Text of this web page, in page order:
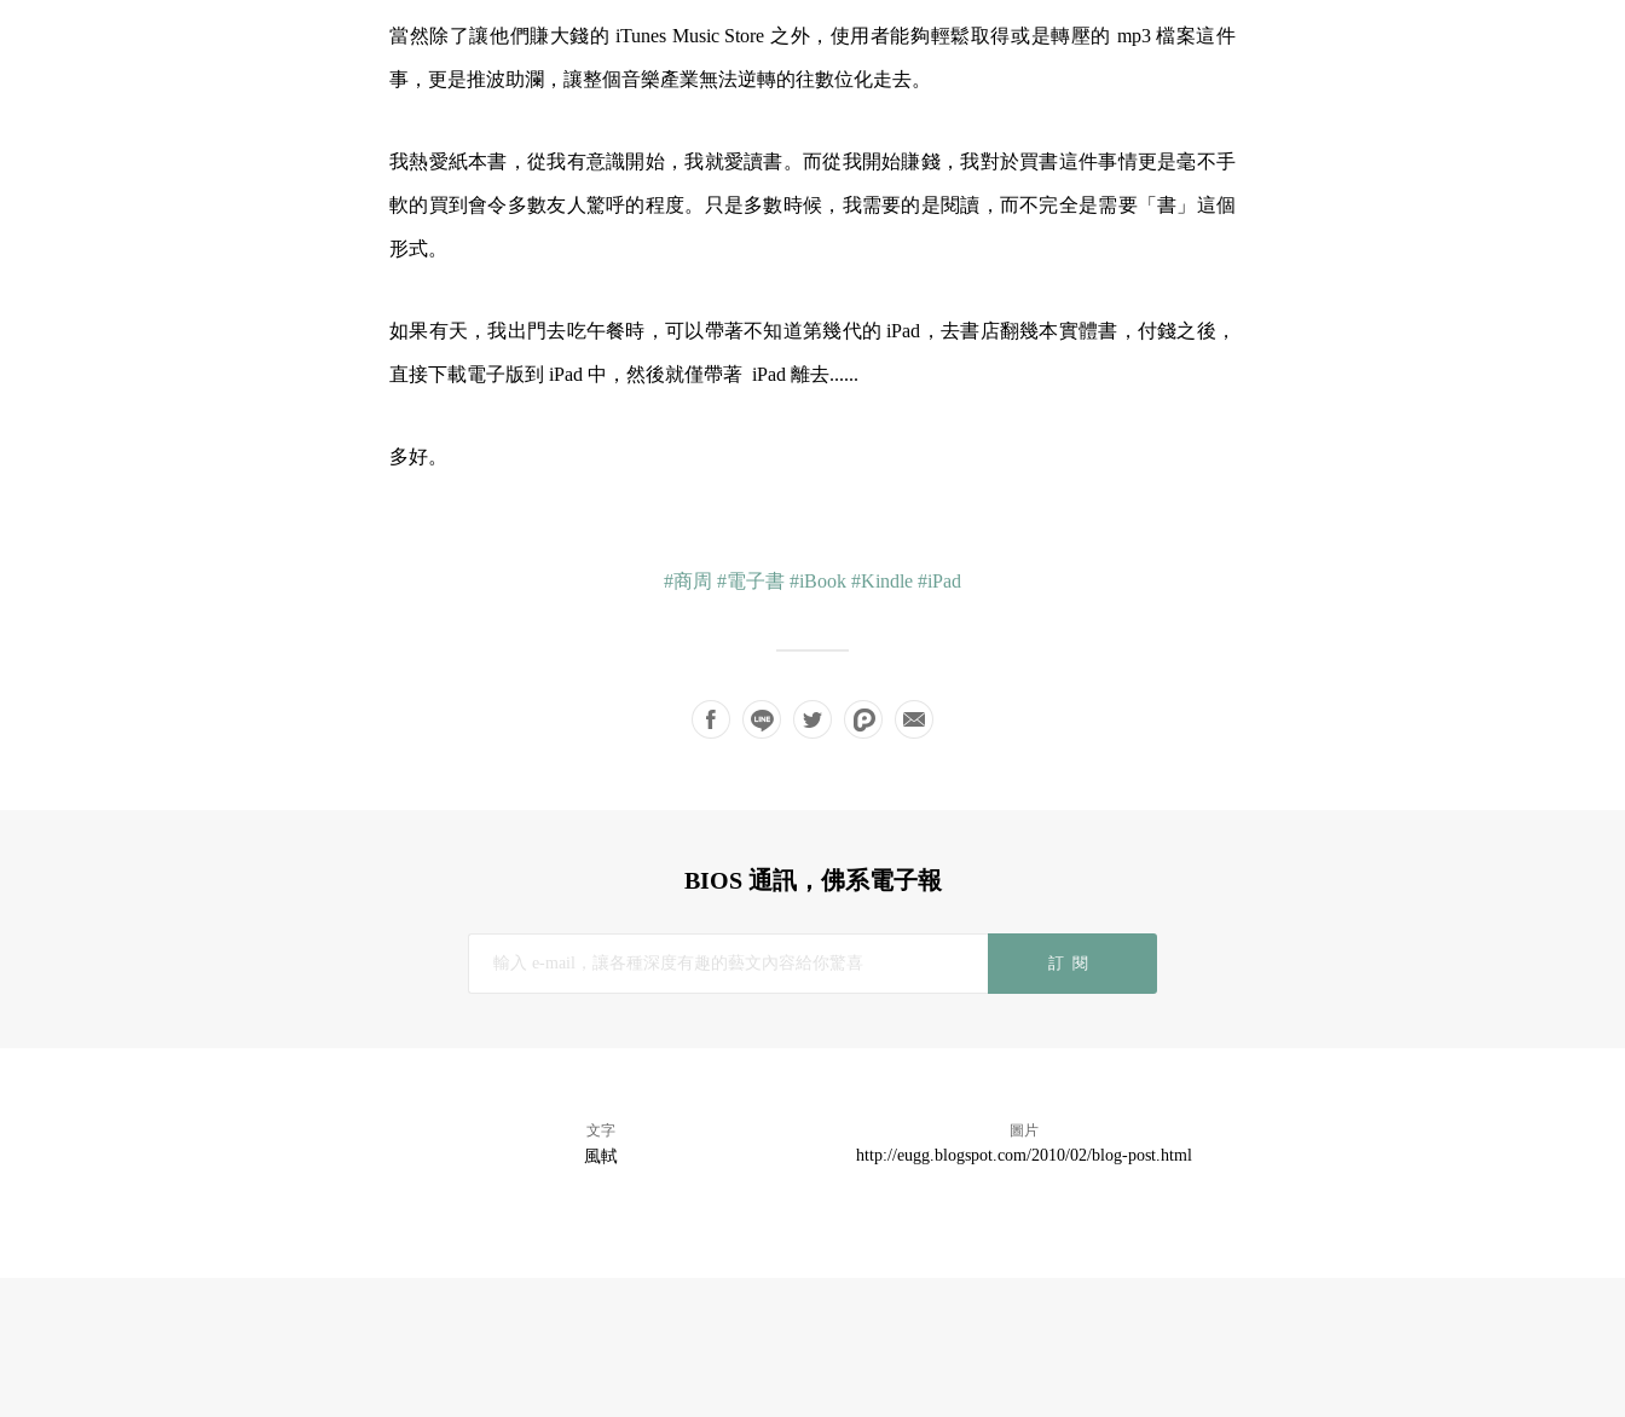
當然除了讓他們賺大錢的iTunes Music Store 之外，使用者能夠輕鬆取得或是轉壓的 mp3 檔案這件
事，更是推波助瀾，讓整個音樂產業無法逆轉的往數位化走去。
我熱愛紙本書，從我有意識開始，我就愛讀書。而從我開始賺錢，我對於買書這件事情更是毫不手
軟的買到會令多數友人驚呼的程度。只是多數時候，我需要的是閱讀，而不完全是需要「書」這個
形式。
如果有天，我出門去吃午餐時，可以帶著不知道第幾代的iPad，去書店翻幾本實體書，付錢之後，
直接下載電子版到 iPad 中，然後就僅帶著 iPad 離去......
多好。
#商周 #電子書 #iBook #Kindle #iPad
BIOS 通訊，佛系電子報
訂閱
文字
風軾
圖片
http://eugg.blogspot.com/2010/02/blog-post.html